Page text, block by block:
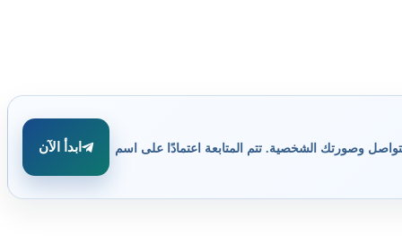
وصورتك الشخصية. تتم المتابعة اعتمادًا على اسم ابدأ الآن